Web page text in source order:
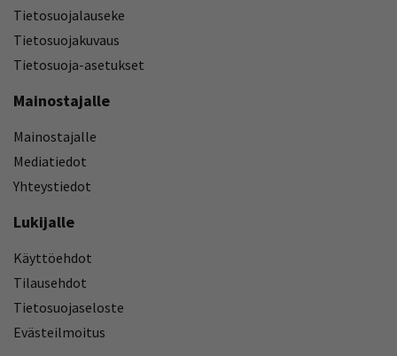
Tietosuojalauseke
Tietosuojakuvaus
Tietosuoja-asetukset
Mainostajalle
Mainostajalle
Mediatiedot
Yhteystiedot
Lukijalle
Käyttöehdot
Tilausehdot
Tietosuojaseloste
Evästeilmoitus